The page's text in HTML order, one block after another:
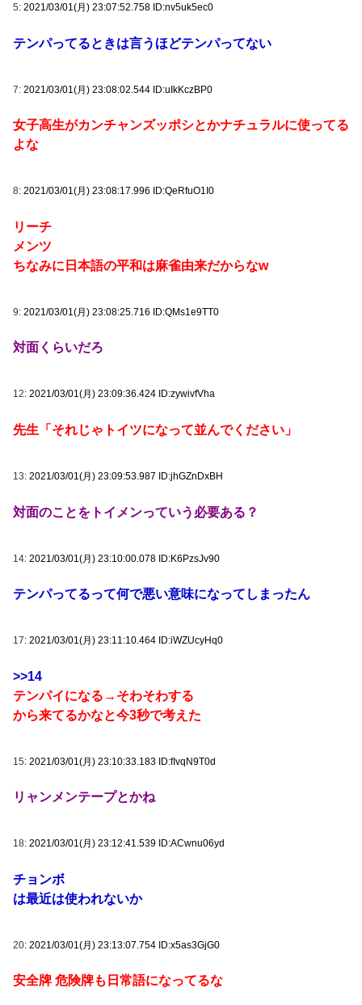
5: 2021/03/01(月) 23:07:52.758 ID:nv5uk5ec0
テンパってるときは言うほどテンパってない
7: 2021/03/01(月) 23:08:02.544 ID:uIkKczBP0
女子高生がカンチャンズッポシとかナチュラルに使ってる
よな
8: 2021/03/01(月) 23:08:17.996 ID:QeRfuO1I0
リーチ
メンツ
ちなみに日本語の平和は麻雀由来だからなw
9: 2021/03/01(月) 23:08:25.716 ID:QMs1e9TT0
対面くらいだろ
12: 2021/03/01(月) 23:09:36.424 ID:zywivfVha
先生「それじゃトイツになって並んでください」
13: 2021/03/01(月) 23:09:53.987 ID:jhGZnDxBH
対面のことをトイメンっていう必要ある？
14: 2021/03/01(月) 23:10:00.078 ID:K6PzsJv90
テンパってるって何で悪い意味になってしまったん
17: 2021/03/01(月) 23:11:10.464 ID:iWZUcyHq0
>>14
テンパイになる→そわそわする
から来てるかなと今3秒で考えた
15: 2021/03/01(月) 23:10:33.183 ID:fIvqN9T0d
リャンメンテープとかね
18: 2021/03/01(月) 23:12:41.539 ID:ACwnu06yd
チョンボ
は最近は使われないか
20: 2021/03/01(月) 23:13:07.754 ID:x5as3GjG0
安全牌 危険牌も日常語になってるな